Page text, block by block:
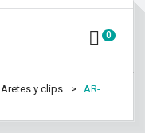
0
Aretes y clips
AR-